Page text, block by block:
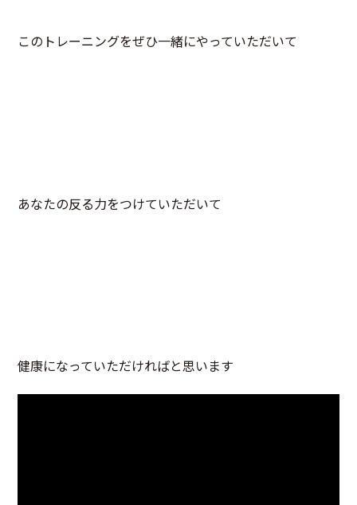
このトレーニングをぜひ一緒にやっていただいて
あなたの反る力をつけていただいて
健康になっていただければと思います